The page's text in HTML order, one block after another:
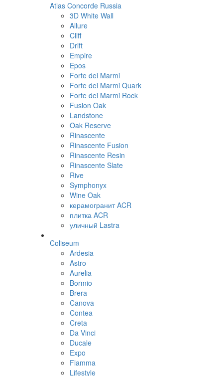
Atlas Concorde Russia
3D White Wall
Allure
Cliff
Drift
Empire
Epos
Forte dei Marmi
Forte dei Marmi Quark
Forte dei Marmi Rock
Fusion Oak
Landstone
Oak Reserve
Rinascente
Rinascente Fusion
Rinascente Resin
Rinascente Slate
Rive
Symphonyx
Wine Oak
керамогранит ACR
плитка ACR
уличный Lastra
Coliseum
Ardesia
Astro
Aurelia
Bormio
Brera
Canova
Contea
Creta
Da Vinci
Ducale
Expo
Fiamma
Lifestyle